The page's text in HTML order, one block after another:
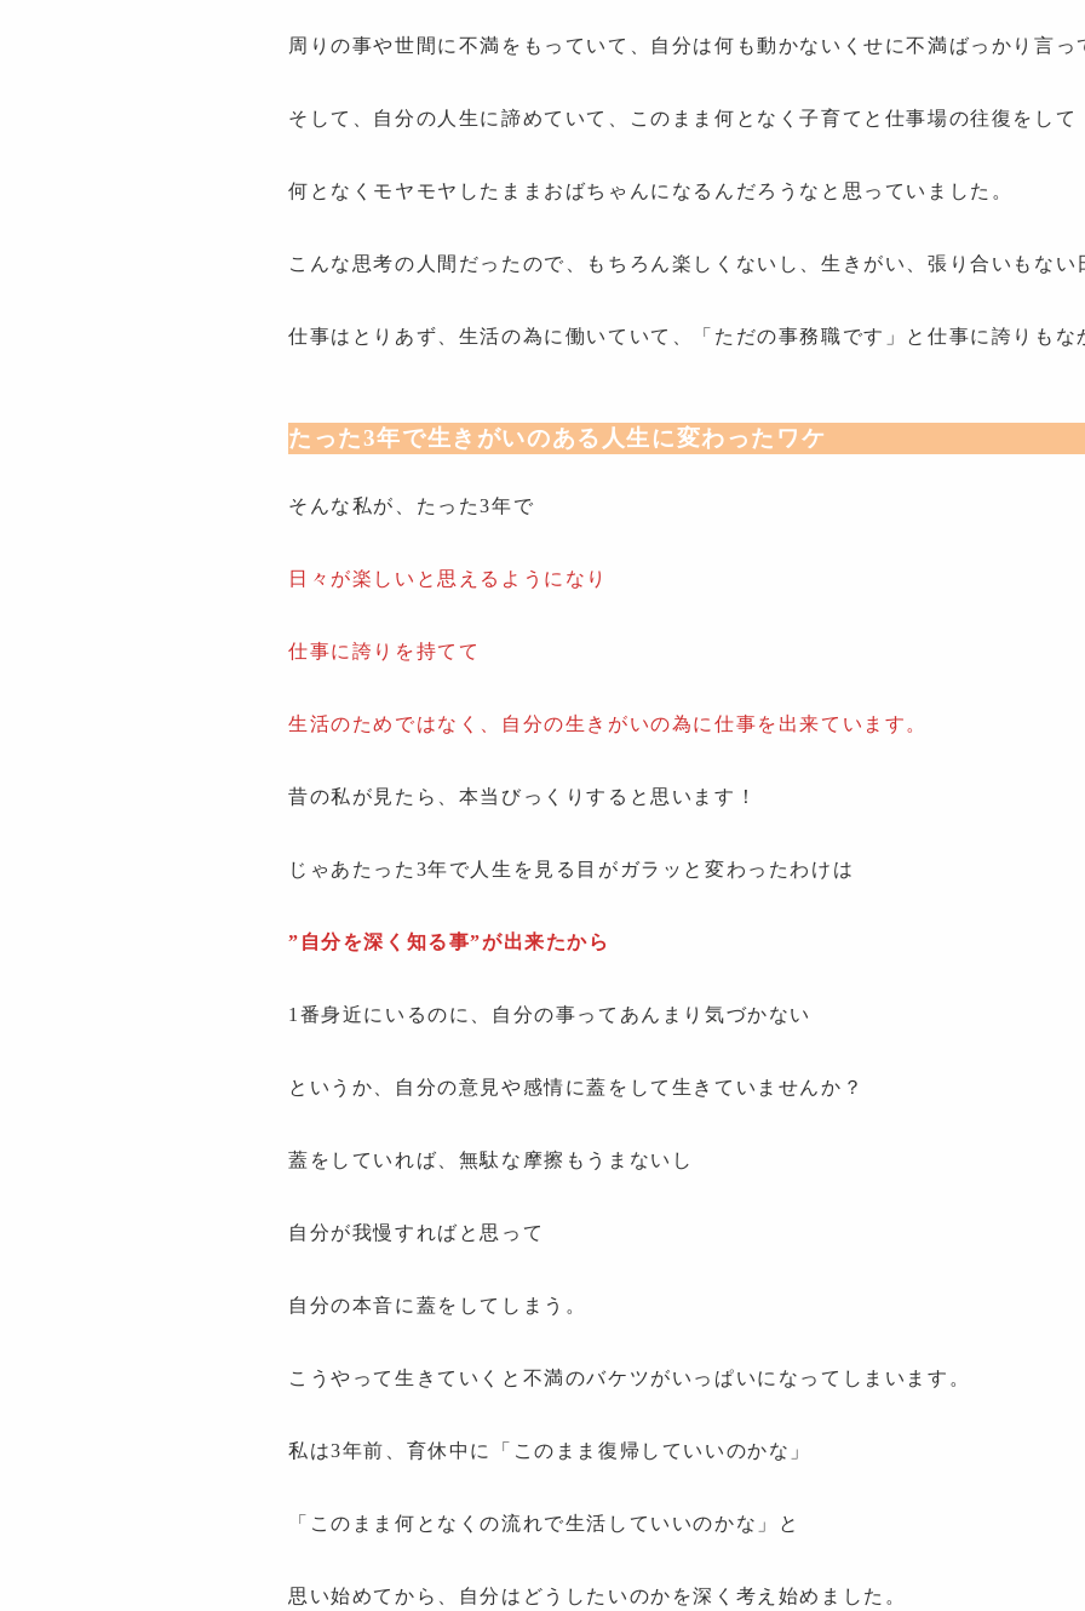
周りの事や世間に不満をもっていて、自分は何も動かないくせに不満ばっかり言っ
そして、自分の人生に諦めていて、このまま何となく子育てと仕事場の往復をして
何となくモヤモヤしたままおばちゃんになるんだろうなと思っていました。
こんな思考の人間だったので、もちろん楽しくないし、生きがい、張り合いもない
仕事はとりあず、生活の為に働いていて、「ただの事務職です」と仕事に誇りもな
たった3年で生きがいのある人生に変わったワケ
そんな私が、たった3年で
日々が楽しいと思えるようになり
仕事に誇りを持てて
生活のためではなく、自分の生きがいの為に仕事を出来ています。
昔の私が見たら、本当びっくりすると思います！
じゃあたった3年で人生を見る目がガラッと変わったわけは
”自分を深く知る事”が出来たから
1番身近にいるのに、自分の事ってあんまり気づかない
というか、自分の意見や感情に蓋をして生きていませんか？
蓋をしていれば、無駄な摩擦もうまないし
自分が我慢すればと思って
自分の本音に蓋をしてしまう。
こうやって生きていくと不満のバケツがいっぱいになってしまいます。
私は3年前、育休中に「このまま復帰していいのかな」
「このまま何となくの流れで生活していいのかな」と
思い始めてから、自分はどうしたいのかを深く考え始めました。